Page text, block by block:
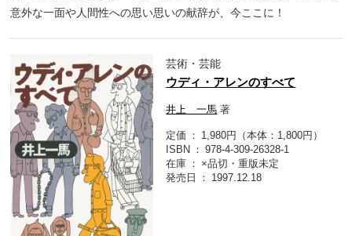
意外な一面や人間性への思い思いの献辞が、今ここに！
芸術・芸能
ウディ・アレンのすべて
井上 一馬 著
定価
1,980円（本体：1,800円）
ISBN
978-4-309-26328-1
在庫
×品切・重版未定
発売日
1997.12.18